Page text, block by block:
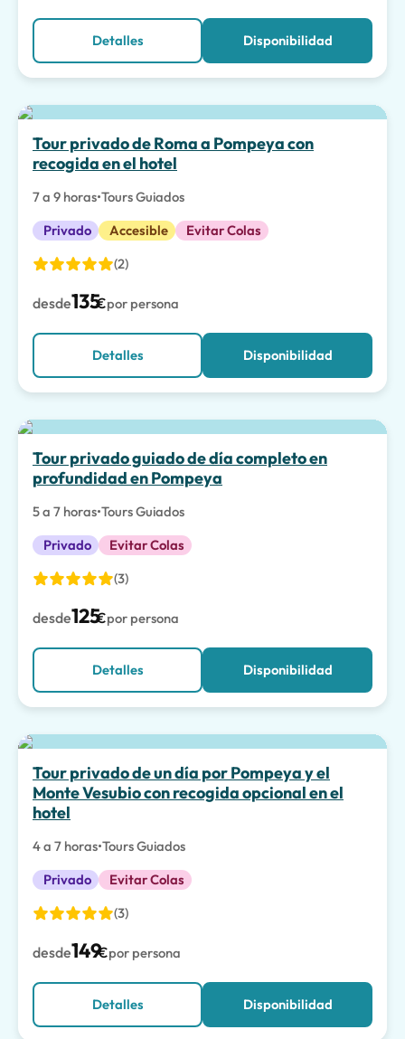
Detalles Disponibilidad
Tour privado de Roma a Pompeya con
recogida en el hotel
7 a 9 horas•Tours Guiados
Privado
Accesible
Evitar Colas
(2)
desde135€por persona
Detalles Disponibilidad
Tour privado guiado de día completo en
profundidad en Pompeya
5 a 7 horas•Tours Guiados
Privado
Evitar Colas
(3)
desde125€por persona
Detalles Disponibilidad
Tour privado de un día por Pompeya y el
Monte Vesubio con recogida opcional en el
hotel
4 a 7 horas•Tours Guiados
Privado
Evitar Colas
(3)
desde149€por persona
Detalles Disponibilidad